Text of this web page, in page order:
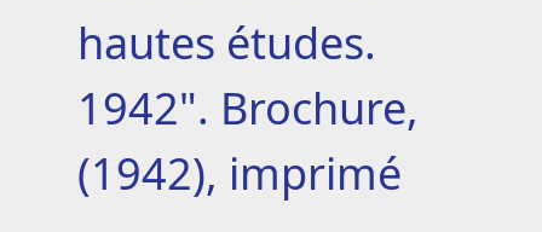
hautes études.
1942". Brochure,
(1942), imprimé